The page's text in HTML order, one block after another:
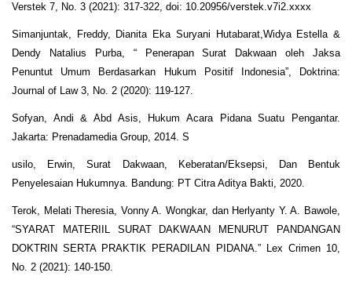
Verstek 7, No. 3 (2021): 317-322, doi: 10.20956/verstek.v7i2.xxxx
Simanjuntak, Freddy, Dianita Eka Suryani Hutabarat,Widya Estella &
Dendy Natalius Purba, “ Penerapan Surat Dakwaan oleh Jaksa
Penuntut Umum Berdasarkan Hukum Positif Indonesia”, Doktrina:
Journal of Law 3, No. 2 (2020): 119-127.
Sofyan, Andi & Abd Asis, Hukum Acara Pidana Suatu Pengantar.
Jakarta: Prenadamedia Group, 2014. S
usilo, Erwin, Surat Dakwaan, Keberatan/Eksepsi, Dan Bentuk
Penyelesaian Hukumnya. Bandung: PT Citra Aditya Bakti, 2020.
Terok, Melati Theresia, Vonny A. Wongkar, dan Herlyanty Y. A. Bawole,
“SYARAT MATERIIL SURAT DAKWAAN MENURUT PANDANGAN
DOKTRIN SERTA PRAKTIK PERADILAN PIDANA.” Lex Crimen 10,
No. 2 (2021): 140-150.